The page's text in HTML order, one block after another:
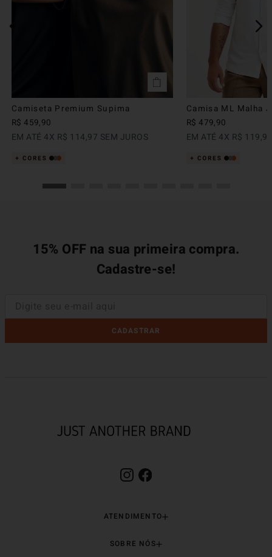
Camiseta Premium Supima
R$ 459,90
EM ATÉ 4X R$ 114,97 SEM JUROS
Camisa ML Malha
R$ 479,90
EM ATÉ 4X R$ 119,
15% OFF na sua primeira compra.
Cadastre-se!
CADASTRAR
ATENDIMENTO
SOBRE NÓS